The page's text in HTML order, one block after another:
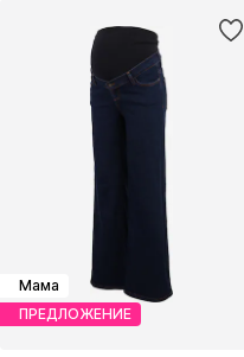
Мама
ПРЕДЛОЖЕНИЕ